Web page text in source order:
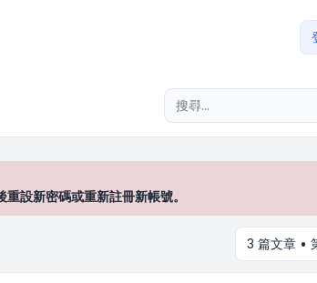
設新密碼或重新註冊新帳號。
3 篇文章 •